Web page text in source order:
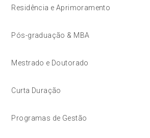
Residência e Aprimoramento
Pós-graduação & MBA
Mestrado e Doutorado
Curta Duração
Programas de Gestão